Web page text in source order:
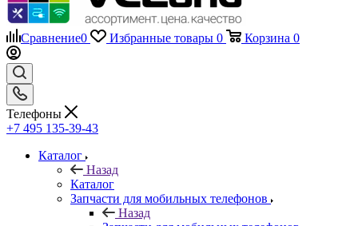
Сравнение0 Избранные товары 0 Корзина 0
Телефоны
+7 495 135-39-43
Каталог
Назад
Каталог
Запчасти для мобильных телефонов
Назад